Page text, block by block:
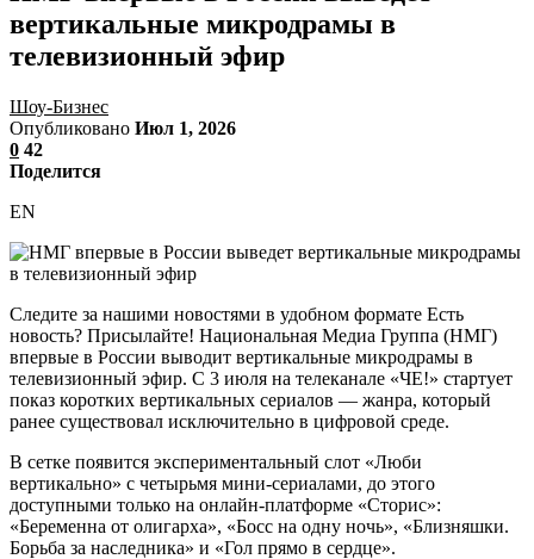
вертикальные микродрамы в
телевизионный эфир
Шоу-Бизнес
Опубликовано Июл 1, 2026
0 42
Поделится
EN
Следите за нашими новостями в удобном формате Есть
новость? Присылайте! Национальная Медиа Группа (НМГ)
впервые в России выводит вертикальные микродрамы в
телевизионный эфир. С 3 июля на телеканале «ЧЕ!» стартует
показ коротких вертикальных сериалов — жанра, который
ранее существовал исключительно в цифровой среде.
В сетке появится экспериментальный слот «Люби
вертикально» с четырьмя мини-сериалами, до этого
доступными только на онлайн-платформе «Сторис»:
«Беременна от олигарха», «Босс на одну ночь», «Близняшки.
Борьба за наследника» и «Гол прямо в сердце».